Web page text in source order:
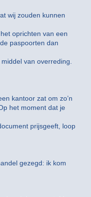
wij zouden kunnen
oprichten van een
paspoorten dan
van overreding.
kantoor zat om zo’n
het moment dat je
prijsgeeft, loop
gezegd: ik kom